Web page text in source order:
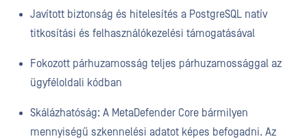
Javított biztonság és hitelesítés a PostgreSQL natív
titkosítási és felhasználókezelési támogatásával
Fokozott párhuzamosság teljes párhuzamossággal az
ügyféloldali kódban
Skálázhatóság: A MetaDefender Core bármilyen
mennyiségű szkennelési adatot képes befogadni. Az